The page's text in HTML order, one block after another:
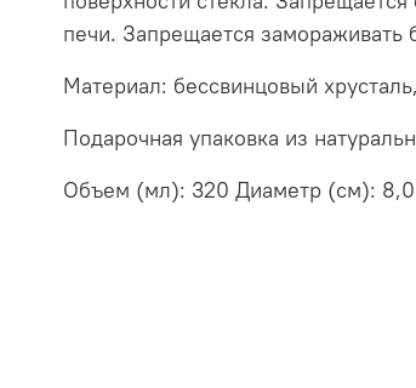
печи. Запрещается замораживать
Материал: бессвинцовый
Подарочная упаковка из
Объем (мл): 320 Диаметр (см):